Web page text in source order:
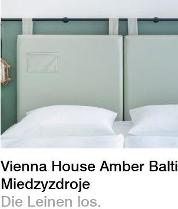
Vienna House Amber
Miedzyzdroje
Die Leinen los.